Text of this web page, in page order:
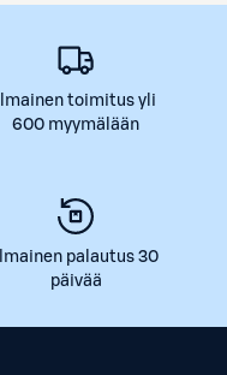
Ilmainen toimitus yli
600 myymälään
Ilmainen palautus 30
päivää